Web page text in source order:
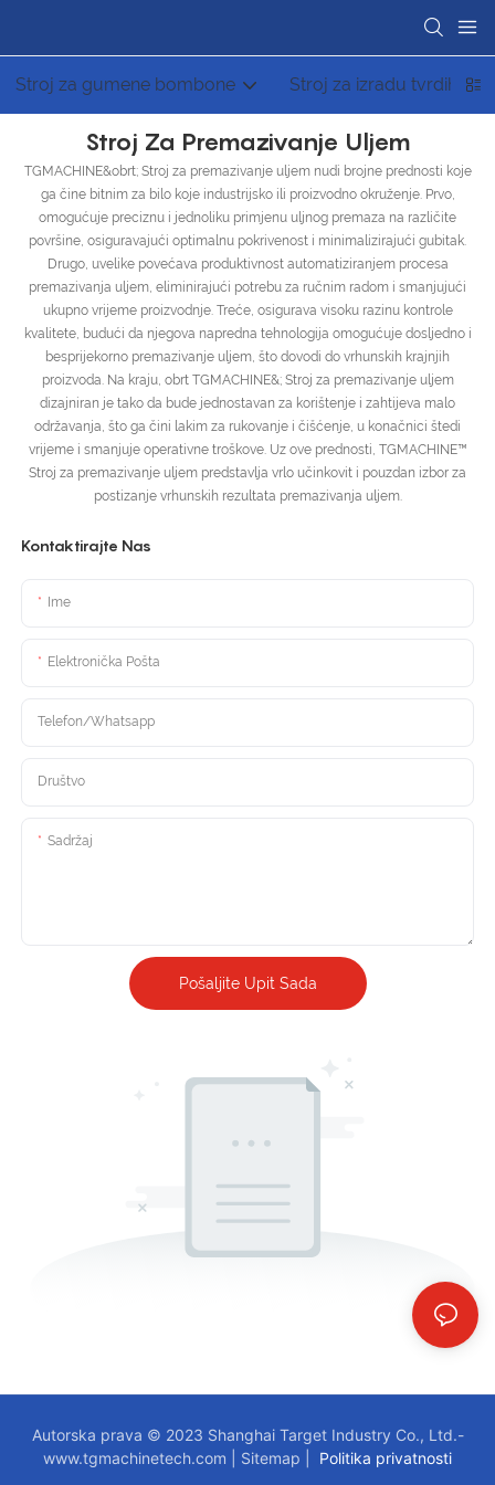
Stroj za gumene bombone Stroj za izradu tvrdih
Stroj Za Premazivanje Uljem
TGMACHINE&obrt; Stroj za premazivanje uljem nudi brojne prednosti koje
ga čine bitnim za bilo koje industrijsko ili proizvodno okruženje. Prvo,
omogućuje preciznu i jednoliku primjenu uljnog premaza na različite
površine, osiguravajući optimalnu pokrivenost i minimalizirajući gubitak.
Drugo, uvelike povećava produktivnost automatiziranjem procesa
premazivanja uljem, eliminirajući potrebu za ručnim radom i smanjujući
ukupno vrijeme proizvodnje. Treće, osigurava visoku razinu kontrole
kvalitete, budući da njegova napredna tehnologija omogućuje dosljedno i
besprijekorno premazivanje uljem, što dovodi do vrhunskih krajnjih
proizvoda. Na kraju, obrt TGMACHINE&; Stroj za premazivanje uljem
dizajniran je tako da bude jednostavan za korištenje i zahtijeva malo
održavanja, što ga čini lakim za rukovanje i čišćenje, u konačnici štedi
vrijeme i smanjuje operativne troškove. Uz ove prednosti, TGMACHINE™
Stroj za premazivanje uljem predstavlja vrlo učinkovit i pouzdan izbor za
postizanje vrhunskih rezultata premazivanja uljem.
Kontaktirajte Nas
Ime
Elektronička Pošta
Telefon/Whatsapp
Društvo
Sadržaj
Pošaljite Upit Sada
Autorska prava © 2023 Shanghai Target Industry Co., Ltd.-
www.tgmachinetech.com
Sitemap Politika privatnosti